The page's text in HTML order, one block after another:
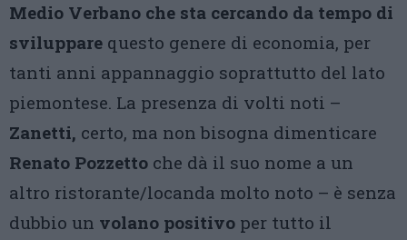
Medio Verbano che sta cercando da tempo di
sviluppare questo genere di economia, per
tanti anni appannaggio soprattutto del lato
piemontese. La presenza di volti noti –
Zanetti, certo, ma non bisogna dimenticare
Renato Pozzetto che dà il suo nome a un
altro ristorante/locanda molto noto – è senza
dubbio un volano positivo per tutto il